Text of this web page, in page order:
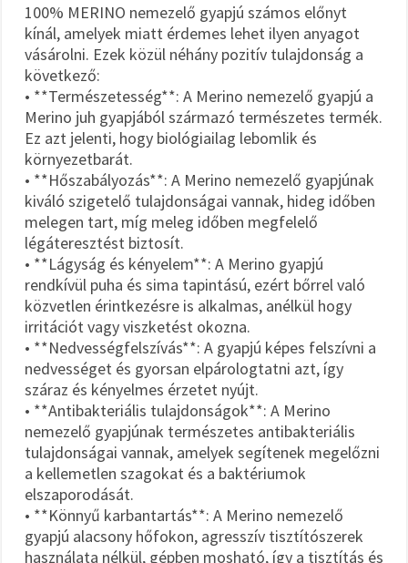
100% MERINO nemezelő gyapjú számos előnyt
kínál, amelyek miatt érdemes lehet ilyen anyagot
vásárolni. Ezek közül néhány pozitív tulajdonság a
következő:
• **Természetesség**: A Merino nemezelő gyapjú a
Merino juh gyapjából származó természetes termék.
Ez azt jelenti, hogy biológiailag lebomlik és
környezetbarát.
• **Hőszabályozás**: A Merino nemezelő gyapjúnak
kiváló szigetelő tulajdonságai vannak, hideg időben
melegen tart, míg meleg időben megfelelő
légáteresztést biztosít.
• **Lágyság és kényelem**: A Merino gyapjú
rendkívül puha és sima tapintású, ezért bőrrel való
közvetlen érintkezésre is alkalmas, anélkül hogy
irritációt vagy viszketést okozna.
• **Nedvességfelszívás**: A gyapjú képes felszívni a
nedvességet és gyorsan elpárologtatni azt, így
száraz és kényelmes érzetet nyújt.
• **Antibakteriális tulajdonságok**: A Merino
nemezelő gyapjúnak természetes antibakteriális
tulajdonságai vannak, amelyek segítenek megelőzni
a kellemetlen szagokat és a baktériumok
elszaporodását.
• **Könnyű karbantartás**: A Merino nemezelő
gyapjú alacsony hőfokon, agresszív tisztítószerek
használata nélkül, gépben mosható, így a tisztítás és